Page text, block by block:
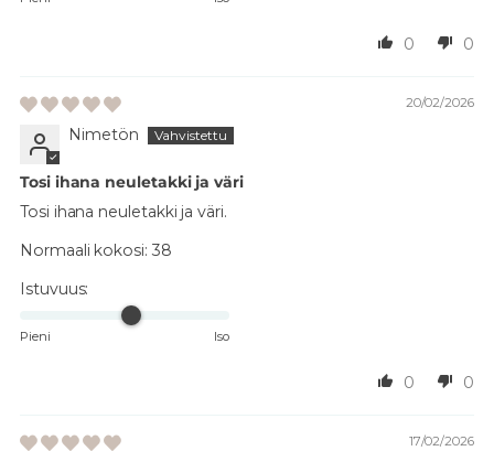
0 0
20/02/2026
Nimetön
Tosi ihana neuletakki ja väri
Tosi ihana neuletakki ja väri.
Normaali kokosi: 38
Istuvuus:
Pieni Iso
0 0
17/02/2026